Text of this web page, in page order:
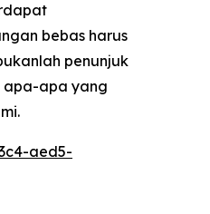
bebas harus
penunjuk
apa-apa yang
aed5-